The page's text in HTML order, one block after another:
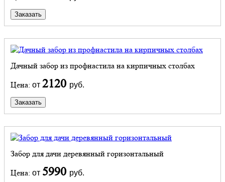
Заказать
Дачный забор из профнастила на кирпичных столбах
Цена: от 2120 руб.
Заказать
Забор для дачи деревянный горизонтальный
Цена: от 5990 руб.